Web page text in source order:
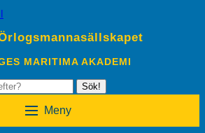
MARITIMA AKADEMI
Sök!
Meny